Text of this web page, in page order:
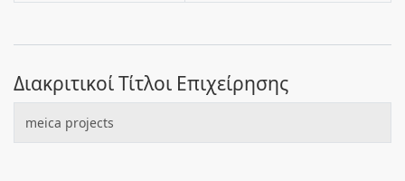
Διακριτικοί Τίτλοι Επιχείρησης
meica projects